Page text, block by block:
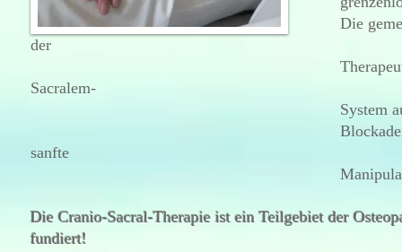
Die gemeinsame
der
Therapeut
Sacralem-
System aufspürt/erspürt
sanfte
Die Cranio-Sacral-Therapie ist ein Teilgebiet der
fundiert!